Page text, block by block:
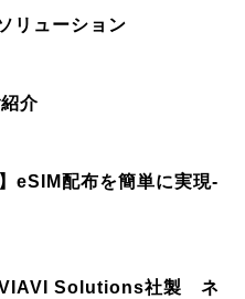
リューション
介
eSIM配布を簡単に実現-
VIAVI Solutions社製 ネ